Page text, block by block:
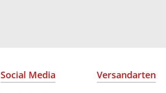
Social Media Versandarten